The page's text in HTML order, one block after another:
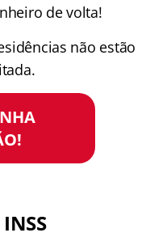
de volta!
não estão